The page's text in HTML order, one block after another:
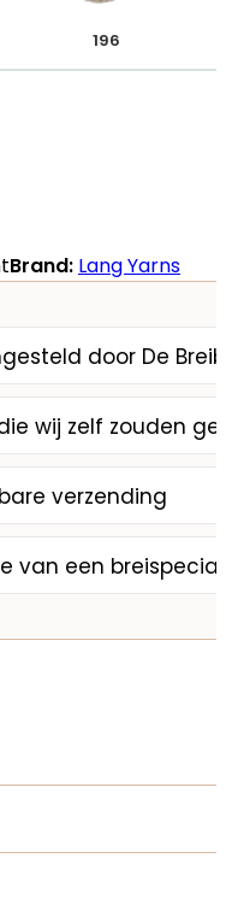
196
Brand: Lang Yarns
door De
wij zelf zouden
verzending
van een